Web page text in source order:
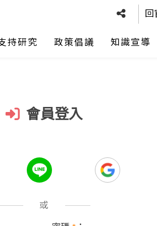
回
持研究 政策倡議 知識宣導
會員登入
或